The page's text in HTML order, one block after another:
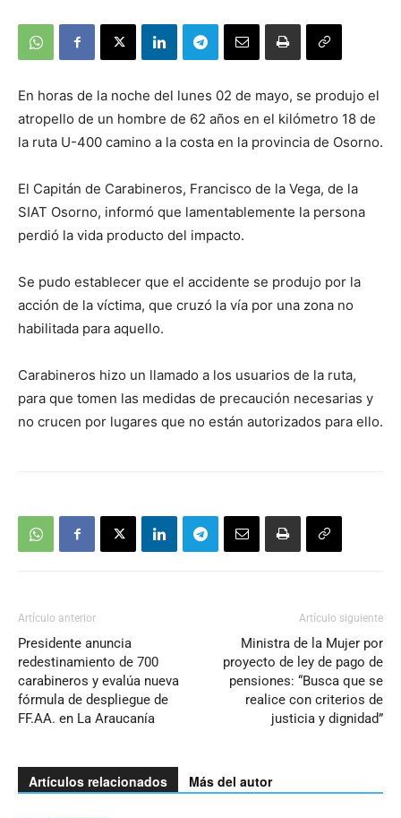
En horas de la noche del lunes 02 de mayo, se produjo el
atropello de un hombre de 62 años en el kilómetro 18 de
la ruta U-400 camino a la costa en la provincia de Osorno.
El Capitán de Carabineros, Francisco de la Vega, de la
SIAT Osorno, informó que lamentablemente la persona
perdió la vida producto del impacto.
Se pudo establecer que el accidente se produjo por la
acción de la víctima, que cruzó la vía por una zona no
habilitada para aquello.
Carabineros hizo un llamado a los usuarios de la ruta,
para que tomen las medidas de precaución necesarias y
no crucen por lugares que no están autorizados para ello.
Artículo anterior
Presidente anuncia
redestinamiento de 700
carabineros y evalúa nueva
fórmula de despliegue de
FF.AA. en La Araucanía
Artículo siguiente
Ministra de la Mujer por
proyecto de ley de pago de
pensiones: “Busca que se
realice con criterios de
justicia y dignidad”
Artículos relacionados Más del autor